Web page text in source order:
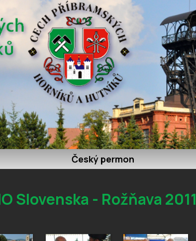
Český permon
Slovenska - Rožňava 2011